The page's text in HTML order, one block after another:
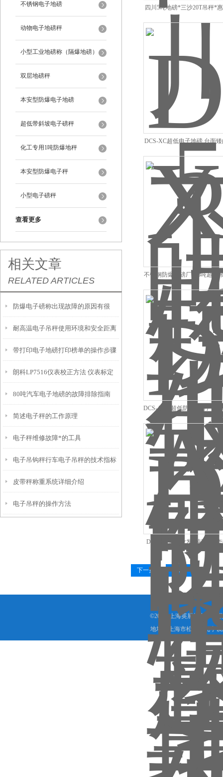
不锈钢电子地磅
动物电子地磅秤
小型工业地磅称（隔爆地磅）
双层地磅秤
本安型防爆电子地磅
超低带斜坡电子磅秤
化工专用1吨防爆地秤
本安型防爆电子秤
小型电子磅秤
查看更多
相关文章
RELATED ARTICLES
防爆电子磅称出现故障的原因有很
多，都有可能是哪些原因呢
耐高温电子吊秤使用环境和安全距离
带打印电子地磅打印榜单的操作步骤
朗科LP7516仪表校正方法 仪表标定
大全
80吨汽车电子地磅的故障排除指南
简述电子秤的工作原理
电子秤维修故障*的工具
电子吊钩秤行车电子吊秤的技术指标
及使用注意事项
皮带秤称重系统详细介绍
电子吊秤的操作方法
四川5吨地磅*三沙20T吊秤*
DCS-XC超低电子地磅 台面
台面地磅清仓*
不锈钢防爆地磅厂家3吨超低
多少钱
DCS-A3吨超低防爆磅秤厂家
磅秤报价
DCS-EX肇庆批发2吨3吨耀
子磅秤
下一页
末页
©2026 上海英展机电子有
地址：上海市松江区九亭镇